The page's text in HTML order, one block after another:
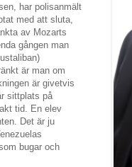
har polisanmält
med att sluta,
av Mozarts
gången man
är man om
är givetvis
sittplats på
tid. En elev
Det är ju
bugar och